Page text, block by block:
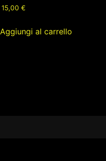
15,00€
Aggiungi al carrello